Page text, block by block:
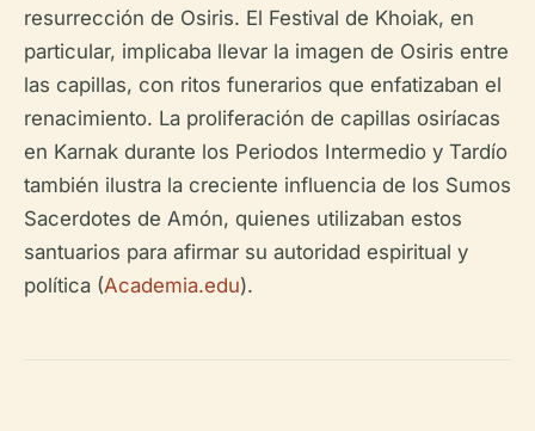
resurrección de Osiris. El Festival de Khoiak, en
particular, implicaba llevar la imagen de Osiris entre
las capillas, con ritos funerarios que enfatizaban el
renacimiento. La proliferación de capillas osiríacas
en Karnak durante los Periodos Intermedio y Tardío
también ilustra la creciente influencia de los Sumos
Sacerdotes de Amón, quienes utilizaban estos
santuarios para afirmar su autoridad espiritual y
política (Academia.edu).